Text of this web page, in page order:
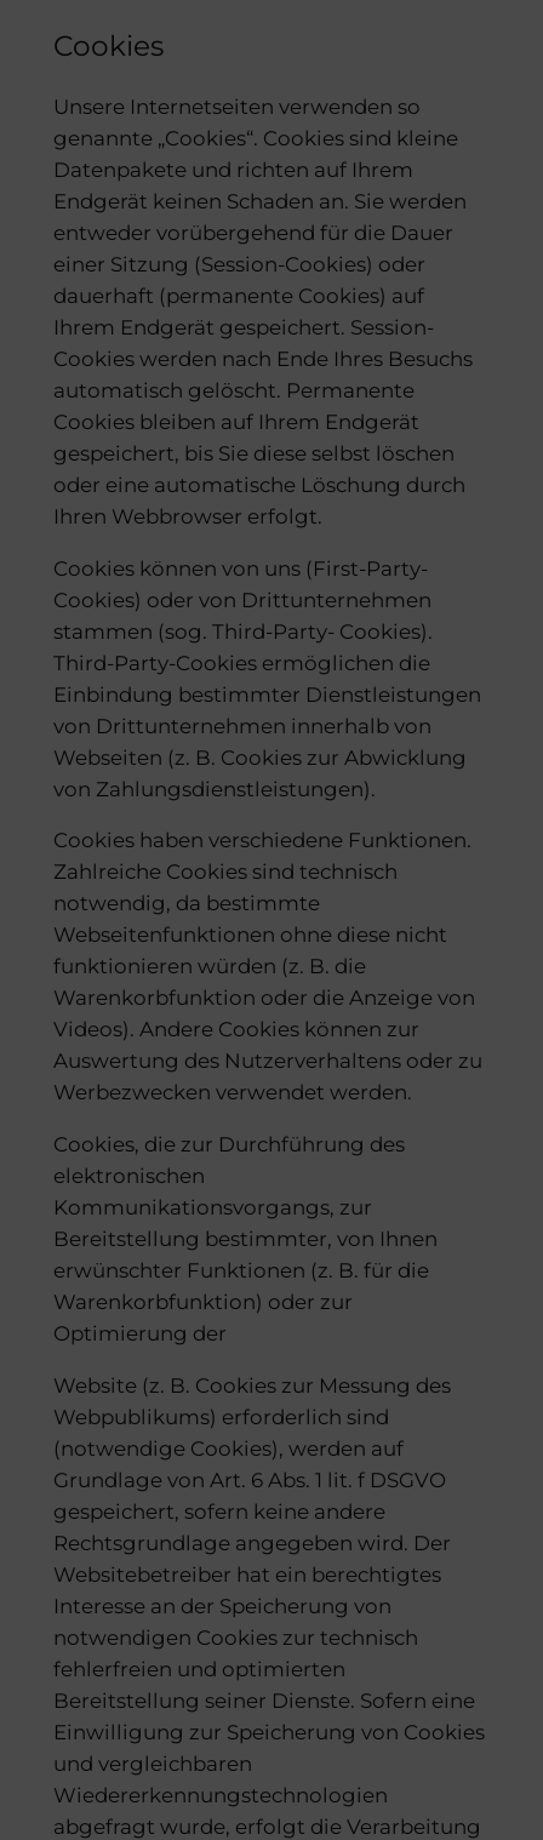
Cookies
Unsere Internetseiten verwenden so
genannte „Cookies“. Cookies sind kleine
Datenpakete und richten auf Ihrem
Endgerät keinen Schaden an. Sie werden
entweder vorübergehend für die Dauer
einer Sitzung (Session-Cookies) oder
dauerhaft (permanente Cookies) auf
Ihrem Endgerät gespeichert. Session-
Cookies werden nach Ende Ihres Besuchs
automatisch gelöscht. Permanente
Cookies bleiben auf Ihrem Endgerät
gespeichert, bis Sie diese selbst löschen
oder eine automatische Löschung durch
Ihren Webbrowser erfolgt.
Cookies können von uns (First-Party-
Cookies) oder von Drittunternehmen
stammen (sog. Third-Party- Cookies).
Third-Party-Cookies ermöglichen die
Einbindung bestimmter Dienstleistungen
von Drittunternehmen innerhalb von
Webseiten (z. B. Cookies zur Abwicklung
von Zahlungsdienstleistungen).
Cookies haben verschiedene Funktionen.
Zahlreiche Cookies sind technisch
notwendig, da bestimmte
Webseitenfunktionen ohne diese nicht
funktionieren würden (z. B. die
Warenkorbfunktion oder die Anzeige von
Videos). Andere Cookies können zur
Auswertung des Nutzerverhaltens oder zu
Werbezwecken verwendet werden.
Cookies, die zur Durchführung des
elektronischen
Kommunikationsvorgangs, zur
Bereitstellung bestimmter, von Ihnen
erwünschter Funktionen (z. B. für die
Warenkorbfunktion) oder zur
Optimierung der
Website (z. B. Cookies zur Messung des
Webpublikums) erforderlich sind
(notwendige Cookies), werden auf
Grundlage von Art. 6 Abs. 1 lit. f DSGVO
gespeichert, sofern keine andere
Rechtsgrundlage angegeben wird. Der
Websitebetreiber hat ein berechtigtes
Interesse an der Speicherung von
notwendigen Cookies zur technisch
fehlerfreien und optimierten
Bereitstellung seiner Dienste. Sofern eine
Einwilligung zur Speicherung von Cookies
und vergleichbaren
Wiedererkennungstechnologien
abgefragt wurde, erfolgt die Verarbeitung